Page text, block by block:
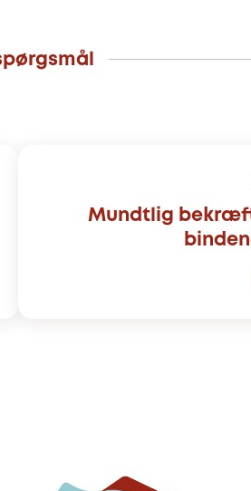
Mundtlig